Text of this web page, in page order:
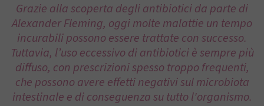
Grazie alla scoperta degli antibiotici da parte di
Alexander Fleming, oggi molte malattie un tempo
incurabili possono essere trattate con successo.
Tuttavia, l’uso eccessivo di antibiotici è sempre più
diffuso, con prescrizioni spesso troppo frequenti,
che possono avere effetti negativi sul microbiota
intestinale e di conseguenza su tutto l'organismo.